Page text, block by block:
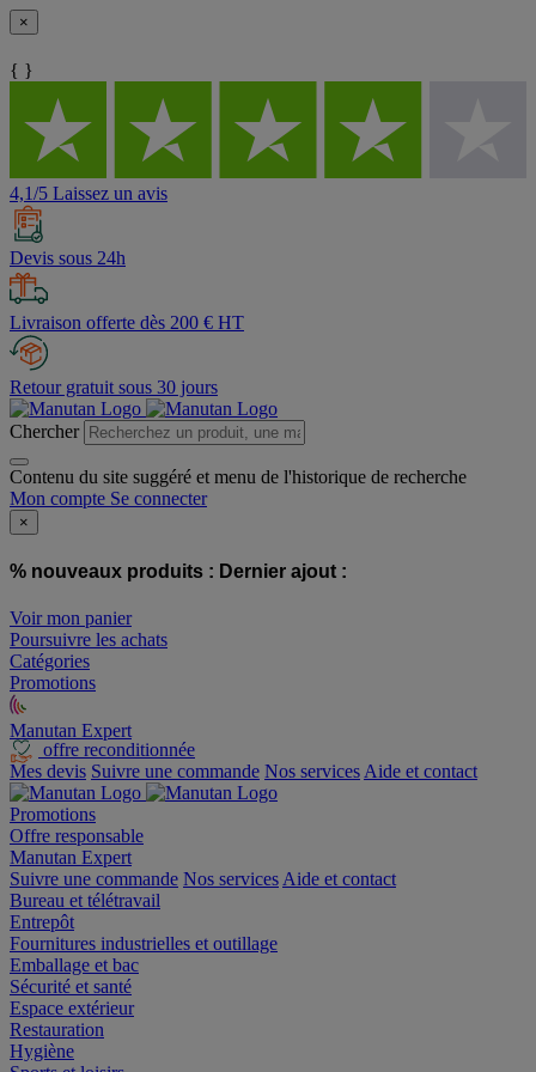
×
{ }
4,1/5 Laissez un avis
Devis sous 24h
Livraison offerte dès 200 € HT
Retour gratuit sous 30 jours
Chercher
Contenu du site suggéré et menu de l'historique de recherche
Mon compte Se connecter
×
% nouveaux produits : Dernier ajout :
Voir mon panier
Poursuivre les achats
Catégories
Promotions
Manutan Expert
offre reconditionnée
Mes devis Suivre une commande Nos services Aide et contact
Promotions
Offre responsable
Manutan Expert
Suivre une commande Nos services Aide et contact
Bureau et télétravail
Entrepôt
Fournitures industrielles et outillage
Emballage et bac
Sécurité et santé
Espace extérieur
Restauration
Hygiène